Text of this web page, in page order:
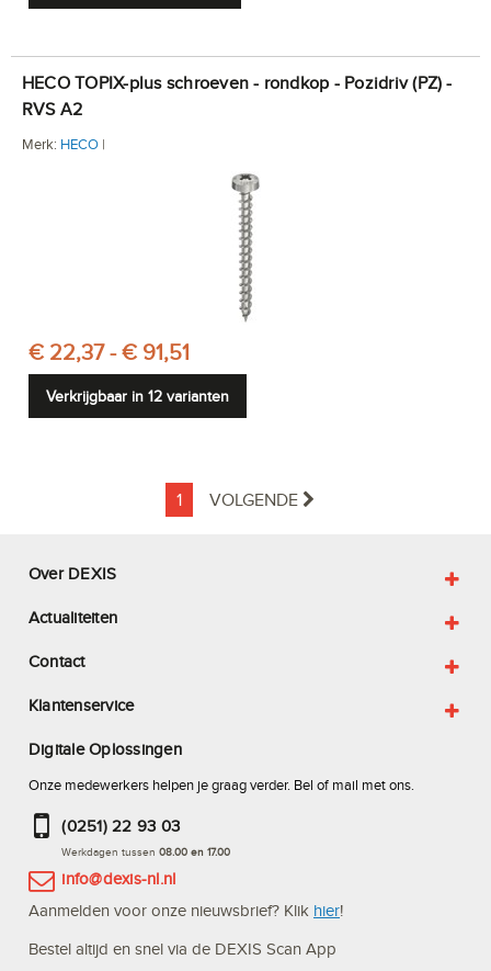
HECO TOPIX-plus schroeven - rondkop - Pozidriv (PZ) -
RVS A2
Merk: HECO |
€ 22,37 - € 91,51
Verkrijgbaar in 12 varianten
1 VOLGENDE
Over DEXIS
Actualiteiten
Contact
Klantenservice
Digitale Oplossingen
Onze medewerkers helpen je graag verder. Bel of mail met ons.
(0251) 22 93 03
Werkdagen tussen 08.00 en 17.00
info@dexis-nl.nl
Aanmelden voor onze nieuwsbrief? Klik hier!
Bestel altijd en snel via de DEXIS Scan App